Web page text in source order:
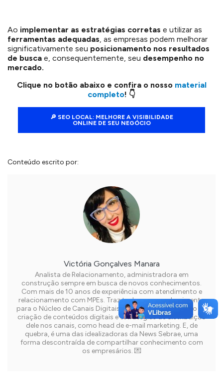
Ao implementar as estratégias corretas e utilizar as
ferramentas adequadas , as empresas podem melhorar
significativamente seu posicionamento nos resultados
de busca e, consequentemente, seu desempenho no
mercado.
Clique no botão abaixo e confira o nosso material
completo! 👇
🔎 SEO LOCAL: MELHORE A VISIBILIDADE
ONLINE DE SEU NEGÓCIO
Conteúdo escrito por:
Victória Gonçalves Manara
Analista de Relacionamento, administradora em
construção sempre em busca de novos conhecimentos.
Com mais de 10 anos de experiência com atendimento e
relacionamento com MPEs. Traz todo o seu conhecimento
para o Núcleo de Canais Digitais do Sebrae RS apoiando na
criação de conteúdos digitais e estratégias de distribuição
dele nos canais, como head de e-mail marketing. E, de
quebra, é uma das idealizadoras da News Sebrae, uma
forma descontraída de compartilhar conhecimento com
os empresários. 💌